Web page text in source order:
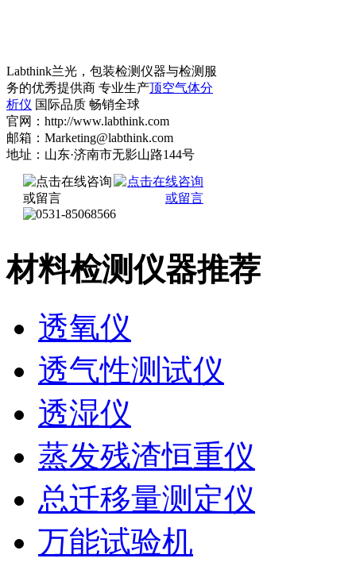
Labthink兰光，包装检测仪器与检测服
务的优秀提供商 专业生产顶空气体分
析仪 国际品质 畅销全球
官网：http://www.labthink.com
邮箱：Marketing@labthink.com
地址：山东·济南市无影山路144号
材料检测仪器推荐
透氧仪
透气性测试仪
透湿仪
蒸发残渣恒重仪
总迁移量测定仪
万能试验机